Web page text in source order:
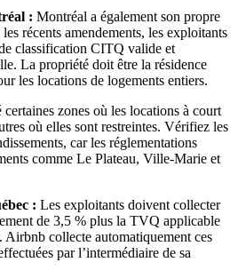
: Montréal a également son propre
récents amendements, les exploitants
classification CITQ valide et
La propriété doit être la résidence
les locations de logements entiers.
zones où les locations à court
où elles sont restreintes. Vérifiez les
car les réglementations
comme Le Plateau, Ville-Marie et
: Les exploitants doivent collecter
de 3,5 % plus la TVQ applicable
Airbnb collecte automatiquement ces
par l’intermédiaire de sa